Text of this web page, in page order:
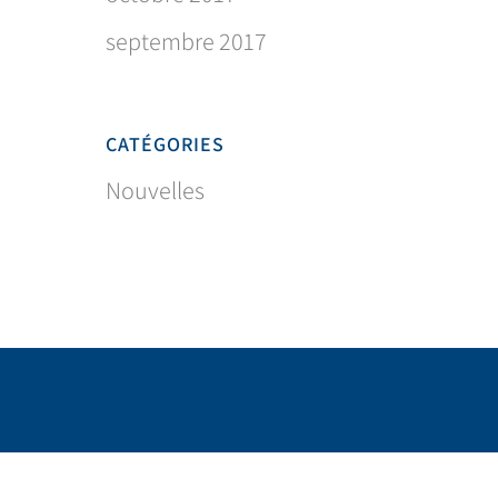
septembre 2017
CATÉGORIES
Nouvelles